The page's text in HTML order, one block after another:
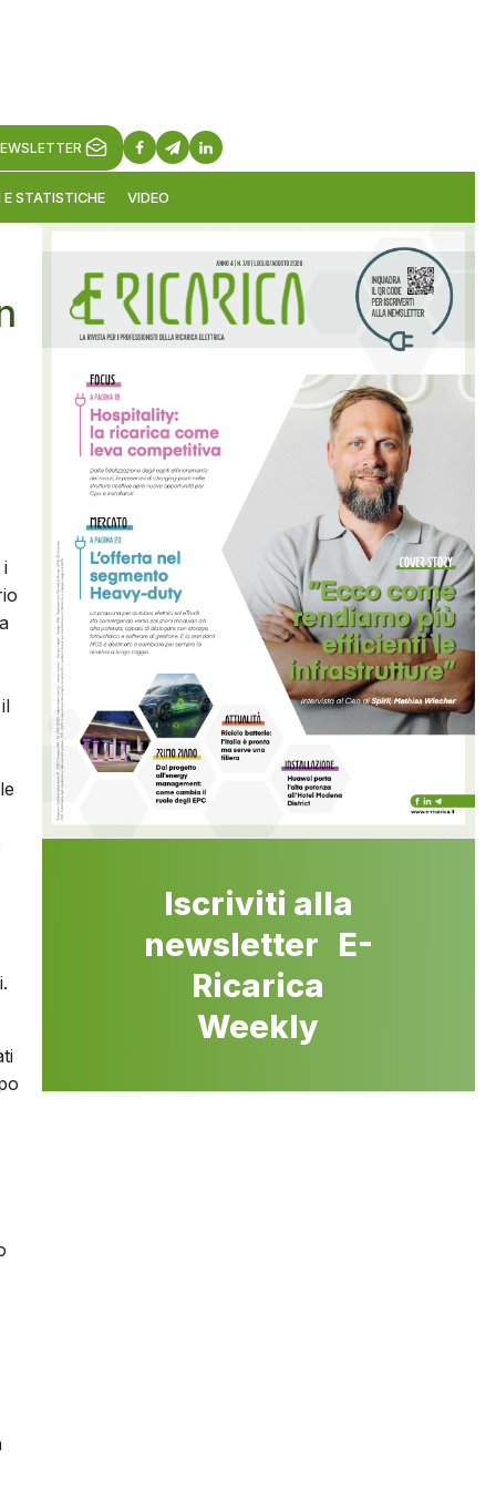
E STATISTICHE VIDEO
i
Iscriviti alla
newsletter E-
Ricarica
Weekly